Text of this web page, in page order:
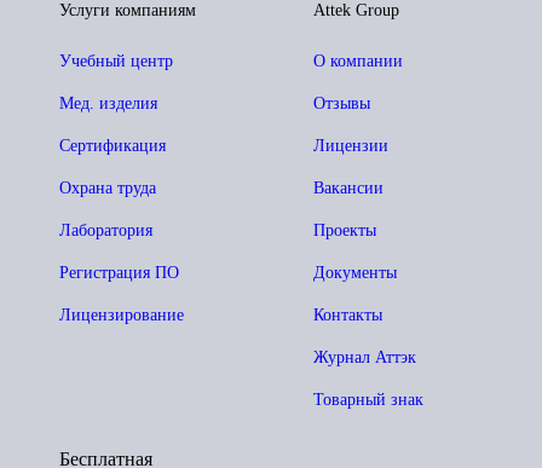
Attek Group
О компании
Отзывы
Лицензии
Вакансии
Проекты
Документы
Контакты
Журнал Аттэк
Товарный знак
Услуги компаниям
Учебный центр
Мед. изделия
Сертификация
Охрана труда
Лаборатория
Регистрация ПО
Лицензирование
Бесплатная